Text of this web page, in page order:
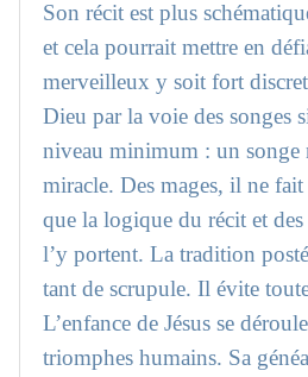
Son récit est plus
et cela pourrait mettre en
merveilleux y soit fort
Dieu par la voie des songes
niveau minimum : un songe
miracle. Des mages, il ne
que la logique du récit et
l’y portent. La tradition
tant de scrupule. Il évite
L’enfance de Jésus se
triomphes humains. Sa